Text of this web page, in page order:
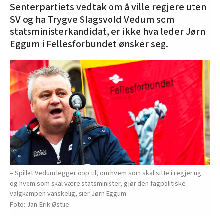
Senterpartiets vedtak om å ville regjere uten
SV og ha Trygve Slagsvold Vedum som
statsministerkandidat, er ikke hva leder Jørn
Eggum i Fellesforbundet ønsker seg.
– Spillet Vedum legger opp til, om hvem som skal sitte i regjering
og hvem som skal være statsminister, gjør den fagpolitiske
valgkampen vanskelig, sier Jørn Eggum.
Jan-Erik Østlie